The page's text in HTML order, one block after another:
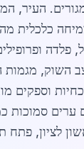
העיר,
כלכלית
פלדה
השוק, מגמות
וספקים
ערים סמוכות
לציון, פתח